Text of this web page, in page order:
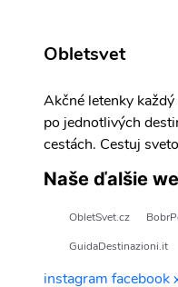
Obletsvet
Akčné letenky
po jednotlivých
cestách. Cestuj
Naše ďalšie
ObletSvet.cz
GuidaDestinazioni.it
instagram facebook